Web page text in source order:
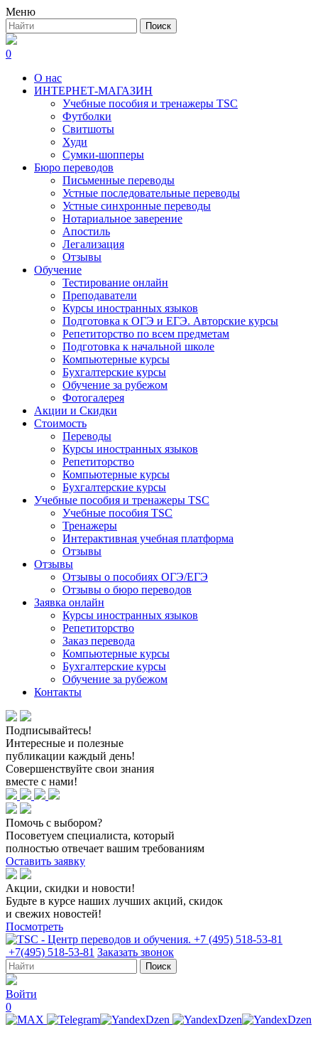
Меню
0
О нас
ИНТЕРНЕТ-МАГАЗИН
Учебные пособия и тренажеры TSC
Футболки
Свитшоты
Худи
Сумки-шопперы
Бюро переводов
Письменные переводы
Устные последовательные переводы
Устные синхронные переводы
Нотариальное заверение
Апостиль
Легализация
Отзывы
Обучение
Тестирование онлайн
Преподаватели
Курсы иностранных языков
Подготовка к ОГЭ и ЕГЭ. Авторские курсы
Репетиторство по всем предметам
Подготовка к начальной школе
Компьютерные курсы
Бухгалтерские курсы
Обучение за рубежом
Фотогалерея
Акции и Скидки
Стоимость
Переводы
Курсы иностранных языков
Репетиторство
Компьютерные курсы
Бухгалтерские курсы
Учебные пособия и тренажеры TSC
Учебные пособия TSC
Тренажеры
Интерактивная учебная платформа
Отзывы
Отзывы
Отзывы о пособиях ОГЭ/ЕГЭ
Отзывы о бюро переводов
Заявка онлайн
Курсы иностранных языков
Репетиторство
Заказ перевода
Компьютерные курсы
Бухгалтерские курсы
Обучение за рубежом
Контакты
Подписывайтесь!
Интересные и полезные
публикации каждый день!
Совершенствуйте свои знания
вместе с нами!
Помочь с выбором?
Посоветуем специалиста, который
полностью отвечает вашим требованиям
Оставить заявку
Акции, скидки и новости!
Будьте в курсе наших лучших акций, скидок
и свежих новостей!
Посмотреть
+7(495) 518-53-81 Заказать звонок
Войти
0